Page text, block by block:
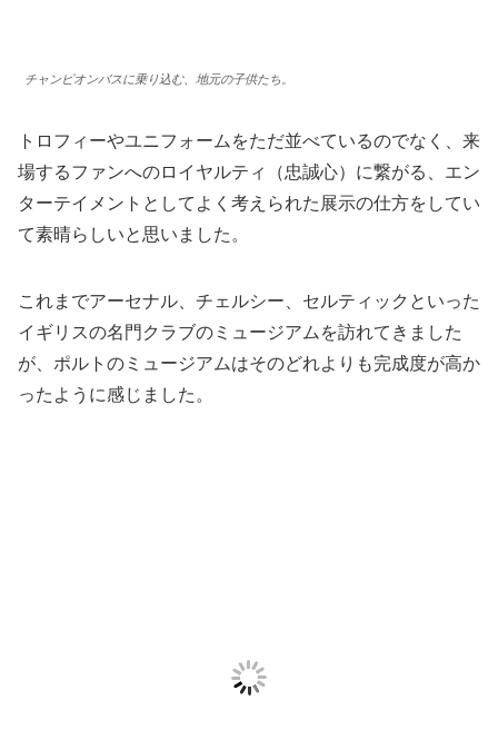
チャンピオンバスに乗り込む、地元の子供たち。
トロフィーやユニフォームをただ並べているのでなく、来
場するファンへのロイヤルティ（忠誠心）に繋がる、エン
ターテイメントとしてよく考えられた展示の仕方をしてい
て素晴らしいと思いました。
これまでアーセナル、チェルシー、セルティックといった
イギリスの名門クラブのミュージアムを訪れてきました
が、ポルトのミュージアムはそのどれよりも完成度が高か
ったように感じました。